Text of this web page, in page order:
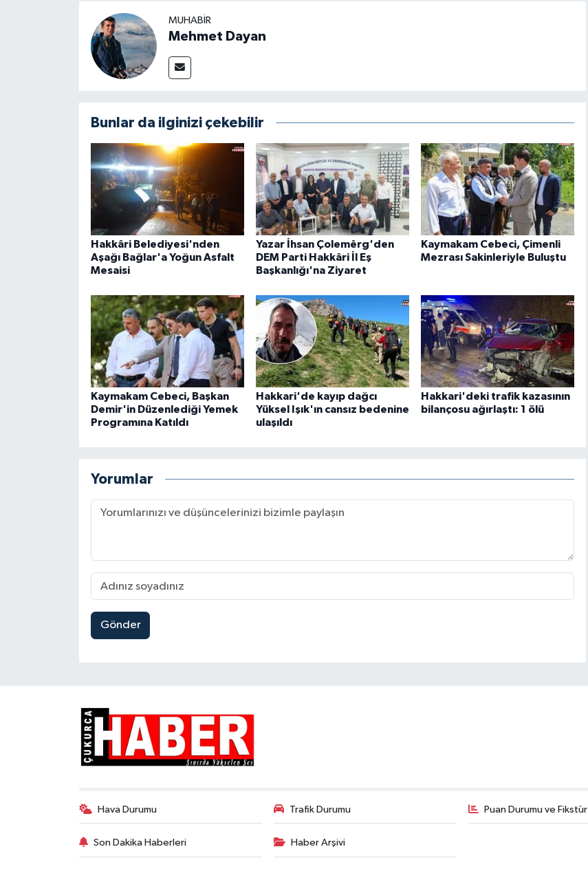
MUHABIR
Mehmet Dayan
Bunlar da ilginizi çekebilir
Hakkâri Belediyesi'nden
Aşağı Bağlar'a Yoğun Asfalt
Mesaisi
Yazar İhsan Çolemêrg'den
DEM Parti Hakkâri İl Eş
Başkanlığı'na Ziyaret
Kaymakam Cebeci, Çimenli
Mezrası Sakinleriyle Buluştu
Kaymakam Cebeci, Başkan
Demir'in Düzenlediği Yemek
Programına Katıldı
Hakkari'de kayıp dağcı
Yüksel Işık'ın cansız bedenine
ulaşıldı
Hakkari'deki trafik kazasının
bilançosu ağırlaştı: 1 ölü
Yorumlar
Gönder
Hava Durumu Trafik Durumu Puan Durumu ve Fikstür
Son Dakika Haberleri Haber Arşivi